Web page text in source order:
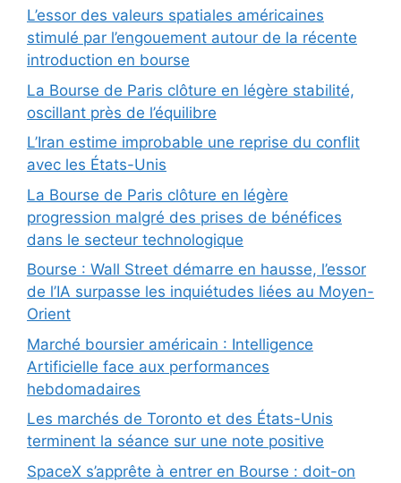
L’essor des valeurs spatiales américaines
stimulé par l’engouement autour de la récente
introduction en bourse
La Bourse de Paris clôture en légère stabilité,
oscillant près de l’équilibre
L’Iran estime improbable une reprise du conflit
avec les États-Unis
La Bourse de Paris clôture en légère
progression malgré des prises de bénéfices
dans le secteur technologique
Bourse : Wall Street démarre en hausse, l’essor
de l’IA surpasse les inquiétudes liées au Moyen-
Orient
Marché boursier américain : Intelligence
Artificielle face aux performances
hebdomadaires
Les marchés de Toronto et des États-Unis
terminent la séance sur une note positive
SpaceX s’apprête à entrer en Bourse : doit-on